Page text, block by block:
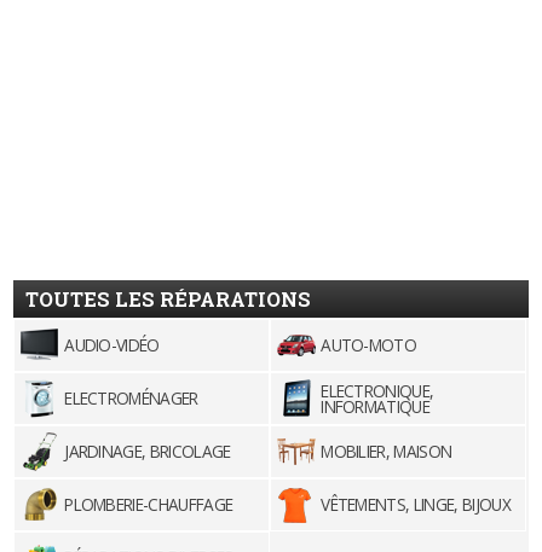
TOUTES LES RÉPARATIONS
AUDIO-VIDÉO AUTO-MOTO
ELECTROMÉNAGER ELECTRONIQUE,
INFORMATIQUE
JARDINAGE, BRICOLAGE
MOBILIER, MAISON
PLOMBERIE-CHAUFFAGE VÊTEMENTS, LINGE, BIJOUX